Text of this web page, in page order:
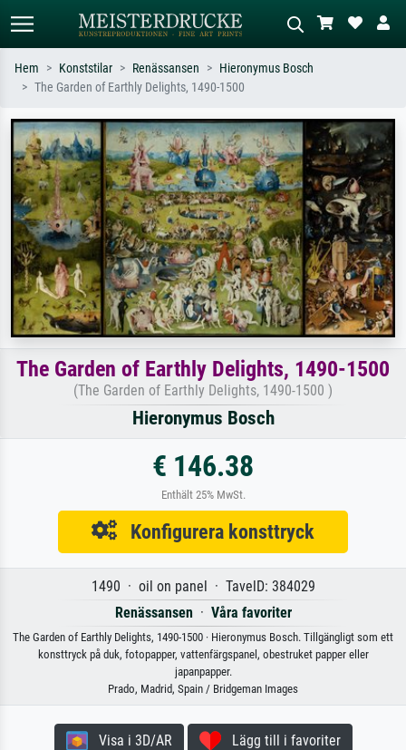
Sök efter konstnär, titel eller stil –
t.ex. Monet, Stjärnenatt,
impressionism, Hokusai-våg, naken.
Beskriv scenen – t.ex. grön äng,
abstrakt med mycket rött, mörk
oljemålning, stående naken bredvid ett
träd.
Hem Konststilar Renässansen
Hieronymus Bosch
The Garden of Earthly Delights, 1490-1500
The Garden of Earthly Delights, 1490-1500
(The Garden of Earthly Delights, 1490-1500 )
Hieronymus Bosch
€ 146.38
Enthält 25% MwSt.
Konfigurera konsttryck
1490 · oil on panel · TavelD: 384029
Renässansen · Våra favoriter
The Garden of Earthly Delights, 1490-1500 · Hieronymus Bosch. Tillgängligt som ett
konsttryck på duk, fotopapper, vattenfärgspanel, obestruket papper eller
japanpapper.
Prado, Madrid, Spain / Bridgeman Images
Visa i 3D/AR Lägg till i favoriter